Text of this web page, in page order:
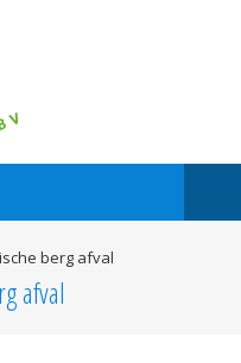
berg afval
afval